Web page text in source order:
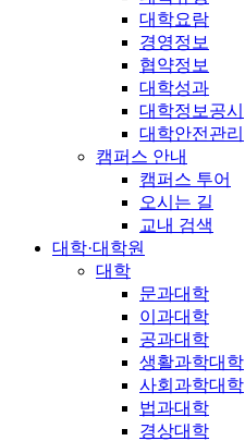
대학요람
경영정보
협약정보
대학성과
대학정보공시
대학안전관리
캠퍼스 안내
캠퍼스 투어
오시는 길
교내 검색
대학·대학원
대학
문과대학
이과대학
공과대학
생활과학대학
사회과학대학
법과대학
경상대학